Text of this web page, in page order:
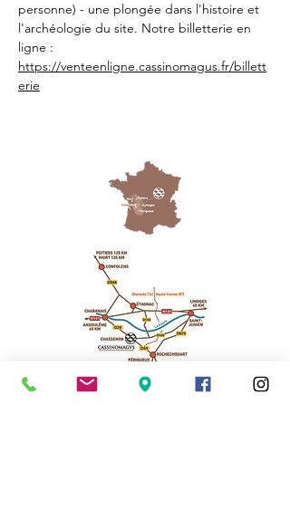
personne) - une plongée dans l'histoire et
l'archéologie du site. Notre billetterie en
ligne :
https://venteenligne.cassinomagus.fr/billett
erie
Cassinomagus